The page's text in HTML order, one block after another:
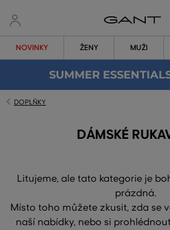
NOVINKY ŽENY MUŽI
SUMMER
DOPLŇKY
DÁMSKÉ
Litujeme, ale tato kategorie je
prázdná.
Místo toho můžete zkusit, zda se
naší nabídky, nebo si